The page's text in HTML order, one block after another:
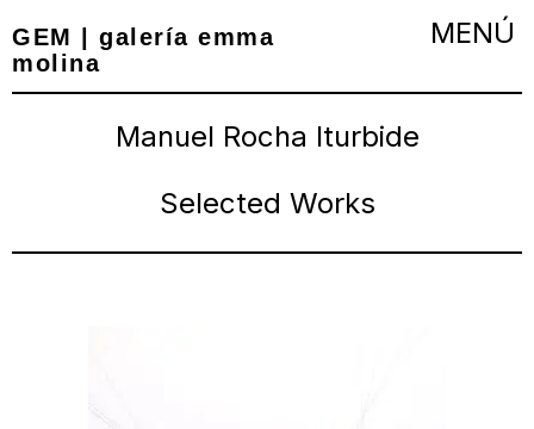
GEM | galería emma
molina
Manuel Rocha Iturbide
Selected Works